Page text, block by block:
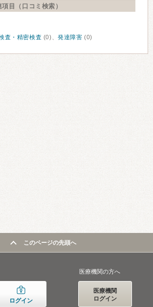
目（口コミ検索）
査・精密検査 (0)、発達障害 (0)
このページの先頭へ
ログイン
医療機関の方へ
医療機関
ログイン